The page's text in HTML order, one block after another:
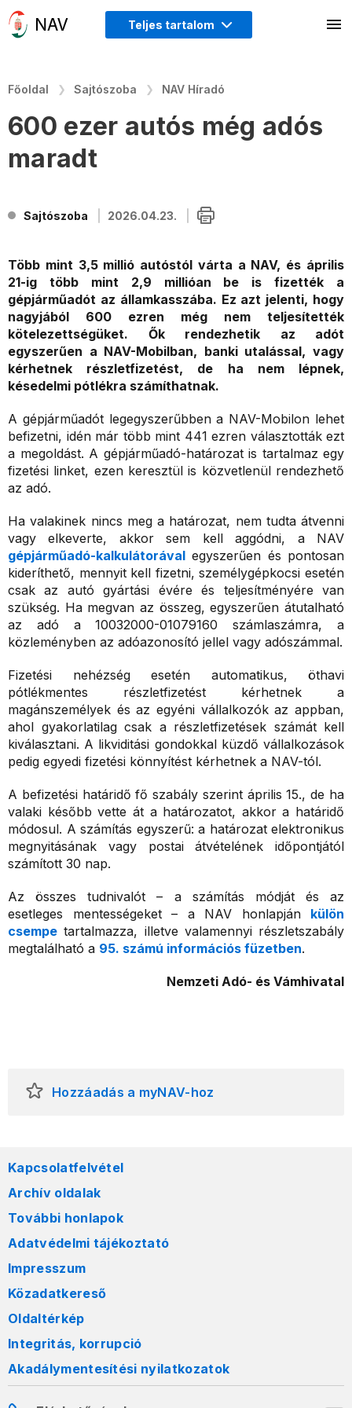
Teljes tartalom
Főoldal Sajtószoba NAV Híradó
600 ezer autós még adós
maradt
Sajtószoba 2026.04.23.
Több mint 3,5 millió autóstól várta a NAV, és április
21-ig több mint 2,9 millióan be is fizették a
gépjárműadót az államkasszába. Ez azt jelenti, hogy
nagyjából 600 ezren még nem teljesítették
kötelezettségüket. Ők rendezhetik az adót
egyszerűen a NAV-Mobilban, banki utalással, vagy
kérhetnek részletfizetést, de ha nem lépnek,
késedelmi pótlékra számíthatnak.
A gépjárműadót legegyszerűbben a NAV-Mobilon lehet
befizetni, idén már több mint 441 ezren választották ezt
a megoldást. A gépjárműadó-határozat is tartalmaz egy
fizetési linket, ezen keresztül is közvetlenül rendezhető
az adó.
Ha valakinek nincs meg a határozat, nem tudta átvenni
vagy elkeverte, akkor sem kell aggódni, a NAV
gépjárműadó-kalkulátorával egyszerűen és pontosan
kideríthető, mennyit kell fizetni, személygépkocsi esetén
csak az autó gyártási évére és teljesítményére van
szükség. Ha megvan az összeg, egyszerűen átutalható
az adó a 10032000-01079160 számlaszámra, a
közleményben az adóazonosító jellel vagy adószámmal.
Fizetési nehézség esetén automatikus, öthavi
pótlékmentes részletfizetést kérhetnek a
magánszemélyek és az egyéni vállalkozók az appban,
ahol gyakorlatilag csak a részletfizetések számát kell
kiválasztani. A likviditási gondokkal küzdő vállalkozások
pedig egyedi fizetési könnyítést kérhetnek a NAV-tól.
A befizetési határidő fő szabály szerint április 15., de ha
valaki később vette át a határozatot, akkor a határidő
módosul. A számítás egyszerű: a határozat elektronikus
megnyitásának vagy postai átvételének időpontjától
számított 30 nap.
Az összes tudnivalót – a számítás módját és az
esetleges mentességeket – a NAV honlapján külön
csempe tartalmazza, illetve valamennyi részletszabály
megtalálható a 95. számú információs füzetben.
Nemzeti Adó- és Vámhivatal
Hozzáadás a myNAV-hoz
Kapcsolatfelvétel
Archív oldalak
További honlapok
Adatvédelmi tájékoztató
Impresszum
Közadatkereső
Oldaltérkép
Integritás, korrupció
Akadálymentesítési nyilatkozatok